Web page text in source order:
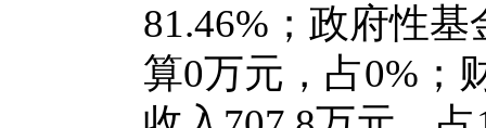
81.46%；政府性
算0万元，占0%；